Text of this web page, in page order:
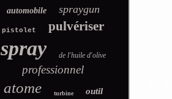
automobile spraygun
pistolet pulvériser
spray de l'huile d'olive
professionnel
atome turbine outil